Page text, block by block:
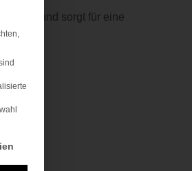
Bund sorgt für eine
Die erste Service-Gruppe ist